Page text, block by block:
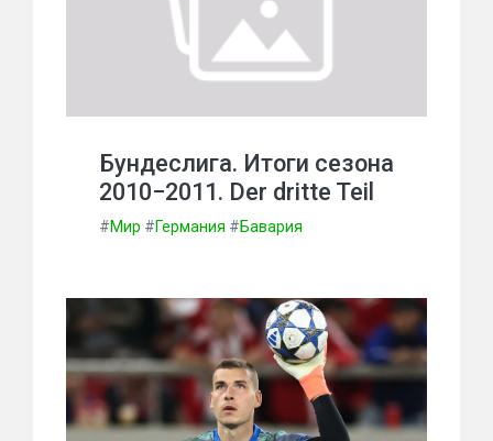
Бундеслига. Итоги сезона
2010−2011. Der dritte Teil
#Мир #Германия #Бавария